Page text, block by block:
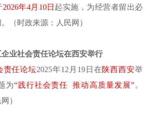
2026年4月10日 起实施，为经营者留出必
（时政来源： 人民网 ）
业社会责任论坛在西安举行
责任论坛2025年12月19日在陕西西安举
为“践行社会责任 推动高质量发展”。
）